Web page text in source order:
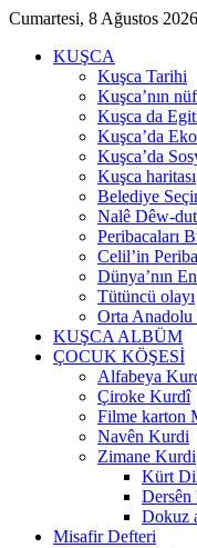
Cumartesi, 8 Ağustos 2026
KUŞCA
Kuşca Tarihi
Kuşca’nın
Kuşca da
Kuşca’da
Kuşca’da
Kuşca haritası
Belediye
Nalê Dêw-
Peribacaları
Celil’in
Dünya’nın
Tütüncü olayı
Orta
KUŞCA ALBÜM
ÇOCUK KÖŞESİ
Alfabeya
Çiroke Kurdî
Filme karton
Navên Kurdi
Zimane Kurdi
Kürt
Dokuz
Misafir Defteri